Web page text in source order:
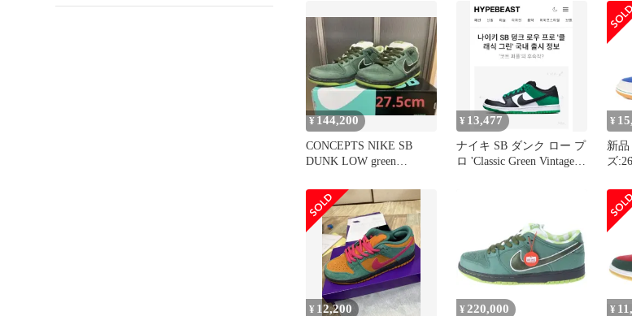
ットスニーカー ブルー/
カーキ US10/28cm
¥ 144,200
CONCEPTS NIKE SB
DUNK LOW green
¥ 13,477
ナイキ SB ダンク ロー プ
ロ 'Classic Green Vintage
¥
新
ズ
ダン
ト
ー
ッ
ト
ズ】
¥ 12,200 ¥ 220,000 ¥